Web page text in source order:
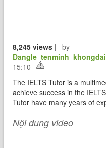
8,245 views |
by
15:10
The IELTS Tutor is a
achieve success in the
Tutor have many years of
Nội dung video